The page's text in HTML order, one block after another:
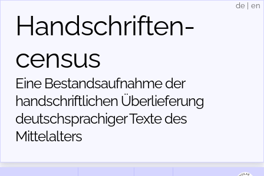
Handschriften­
census
Eine Bestandsaufnahme der
handschriftlichen Über­lieferung
deutschsprachiger Texte des
Mittelalters
de en